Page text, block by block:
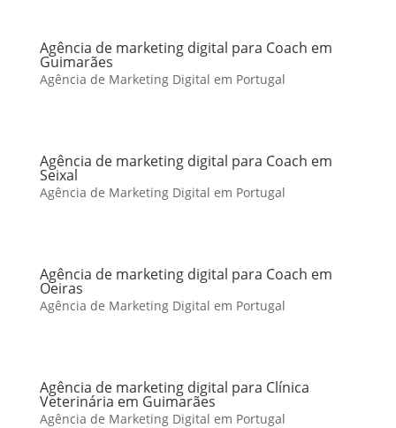
Agência de marketing digital para Coach em
Guimarães
Agência de Marketing Digital em Portugal
Agência de marketing digital para Coach em
Seixal
Agência de Marketing Digital em Portugal
Agência de marketing digital para Coach em
Oeiras
Agência de Marketing Digital em Portugal
Agência de marketing digital para Clínica
Veterinária em Guimarães
Agência de Marketing Digital em Portugal